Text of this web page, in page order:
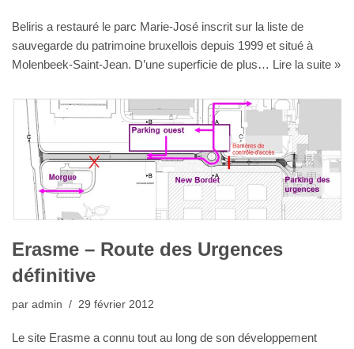
Beliris a restauré le parc Marie-José inscrit sur la liste de
sauvegarde du patrimoine bruxellois depuis 1999 et situé à
Molenbeek-Saint-Jean. D’une superficie de plus… Lire la suite »
Erasme – Route des Urgences
définitive
par admin 29 février 2012
Le site Erasme a connu tout au long de son développement